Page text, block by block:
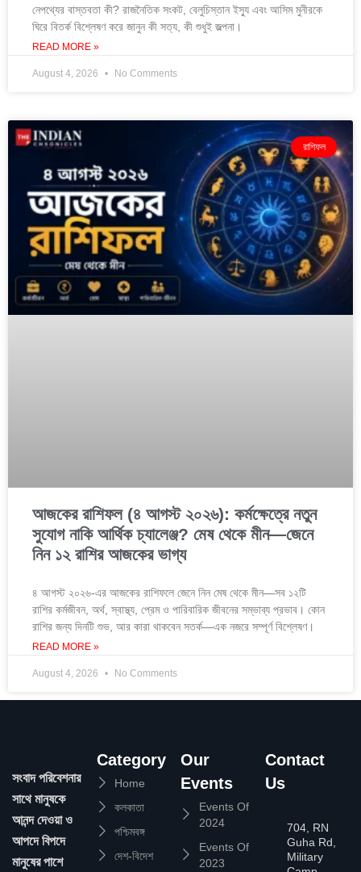
নেপথ্যের বাস্তবতা কী? রাজনৈতিক সংকট, বেলুচিস্তান ইস্যু এবং আসিম মুনীরকে
ঘিরে বিতর্ক বিশ্লেষণ করে জানুন কী সত্য, কী শুধুই জল্পনা।
READ MORE »
August 4, 2026 No Comments
রাশিফল
আজকের রাশিফল (৪ আগস্ট ২০২৬): কর্মক্ষেত্রে নতুন
সুযোগ নাকি আর্থিক চ্যালেঞ্জ? মেষ থেকে মীন—জেনে
নিন ১২ রাশির আজকের ভাগ্য
৪ আগস্ট ২০২৬-এর আজকের রাশিফলে জেনে নিন মেষ থেকে মীন—সব ১২টি
রাশির কর্মজীবন, অর্থ, স্বাস্থ্য, প্রেম ও পারিবারিক জীবনের সম্ভাব্য প্রভাব। কোন
রাশির জন্য দিনটি শুভ, আর কারা থাকবেন সতর্ক—এক নজরে সম্পূর্ণ বিশ্লেষণ।
READ MORE »
August 4, 2026 No Comments
সংবাদ পরিবেশনার
সাথে মানুষকে
আনন্দ দেওয়া ও
আপদে বিপদে
মানুষের পাশে
Category
Home
কলকাতা
পশ্চিমবঙ্গ
দেশ-বিদেশ
Our
Events
Events Of
2024
Events Of
2023
Contact
Us
704, RN
Guha Rd,
Military